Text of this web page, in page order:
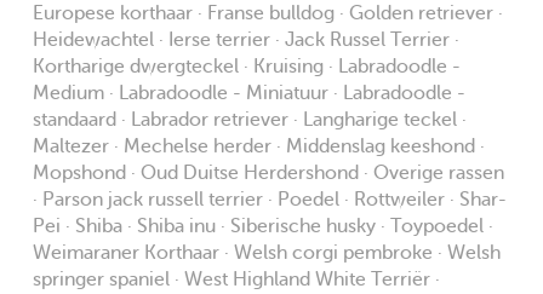
Europese korthaar · Franse bulldog · Golden retriever ·
Heidewachtel · Ierse terrier · Jack Russel Terrier ·
Kortharige dwergteckel · Kruising · Labradoodle -
Medium · Labradoodle - Miniatuur · Labradoodle -
standaard · Labrador retriever · Langharige teckel ·
Maltezer · Mechelse herder · Middenslag keeshond ·
Mopshond · Oud Duitse Herdershond · Overige rassen
· Parson jack russell terrier · Poedel · Rottweiler · Shar-
Pei · Shiba · Shiba inu · Siberische husky · Toypoedel ·
Weimaraner Korthaar · Welsh corgi pembroke · Welsh
springer spaniel · West Highland White Terriër ·